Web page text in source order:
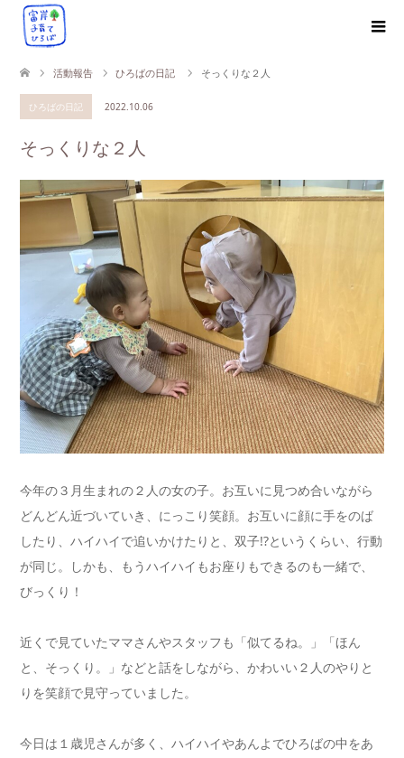
活動報告 ひろばの日記 そっくりな２人
ひろばの日記 2022.10.06
そっくりな２人
今年の３月生まれの２人の女の子。お互いに見つめ合いながら
どんどん近づいていき、にっこり笑顔。お互いに顔に手をのば
したり、ハイハイで追いかけたりと、双子!?というくらい、行動
が同じ。しかも、もうハイハイもお座りもできるのも一緒で、
びっくり！
近くで見ていたママさんやスタッフも「似てるね。」「ほん
と、そっくり。」などと話をしながら、かわいい２人のやりと
りを笑顔で見守っていました。
今日は１歳児さんが多く、ハイハイやあんよでひろばの中をあ